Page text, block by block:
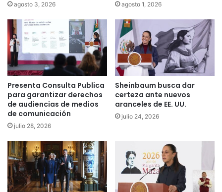
agosto 3, 2026 agosto 1, 2026
Presenta Consulta Publica
para garantizar derechos
de audiencias de medios
de comunicación
julio 28, 2026
Sheinbaum busca dar
certeza ante nuevos
aranceles de EE. UU.
julio 24, 2026